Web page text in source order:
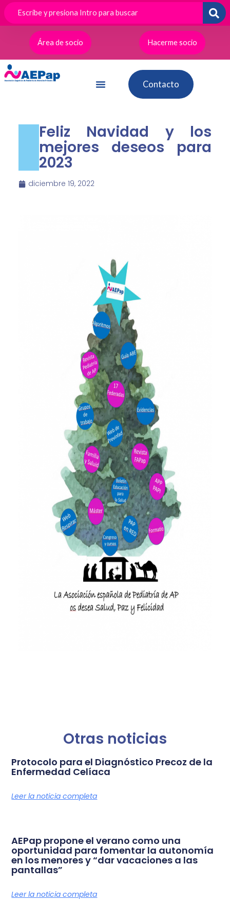
contenido
Área de socio
Hacerme socio
Contacto
Feliz Navidad y los
mejores deseos para
2023
diciembre 19, 2022
Otras noticias
Protocolo para el Diagnóstico Precoz de la
Enfermedad Celíaca
Leer la noticia completa
AEPap propone el verano como una
oportunidad para fomentar la autonomía
en los menores y “dar vacaciones a las
pantallas”
Leer la noticia completa